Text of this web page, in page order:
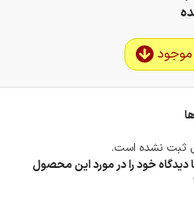
ثبت نشده است.
دیدگاه خود را در مورد این محصول